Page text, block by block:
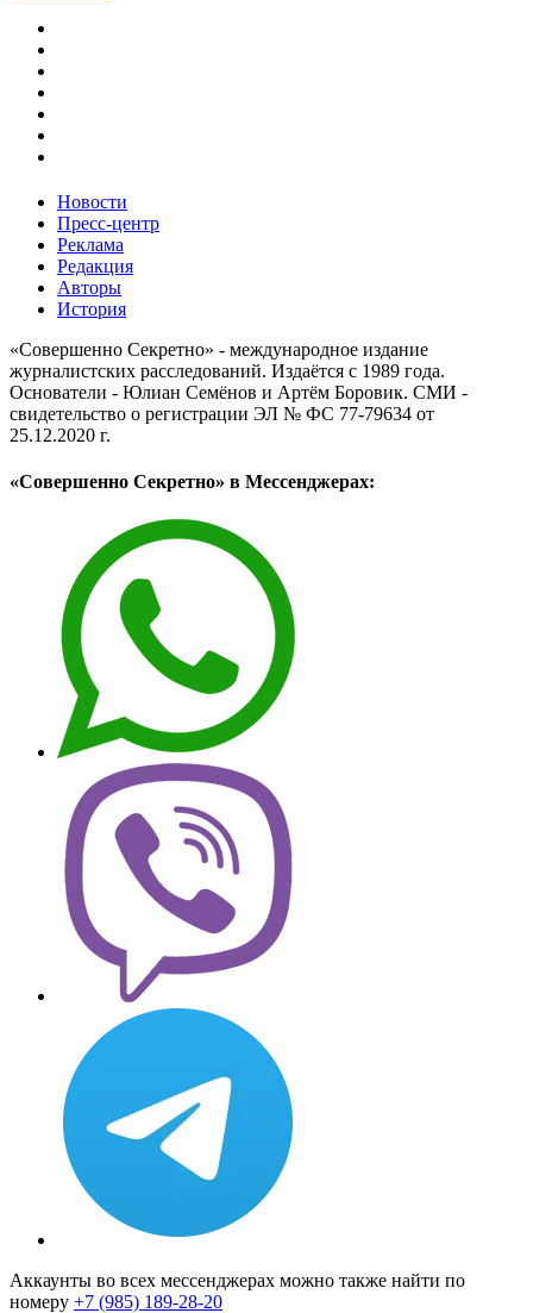
Новости
Пресс-центр
Реклама
Редакция
Авторы
История
«Совершенно Секретно» - международное издание
журналистских расследований. Издаётся с 1989 года.
Основатели - Юлиан Семёнов и Артём Боровик. CМИ -
свидетельство о регистрации ЭЛ № ФС 77-79634 от
25.12.2020 г.
«Совершенно Секретно» в Мессенджерах:
Аккаунты во всех мессенджерах можно также найти по
номеру +7 (985) 189-28-20